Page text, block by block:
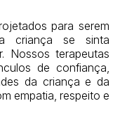
para serem
criança se sinta
Nossos terapeutas
de confiança,
da criança e da
empatia, respeito e